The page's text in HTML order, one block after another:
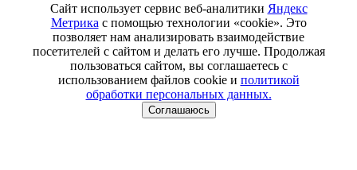
Сайт использует сервис веб-аналитики Яндекс
Метрика с помощью технологии «cookie». Это
позволяет нам анализировать взаимодействие
посетителей с сайтом и делать его лучше. Продолжая
пользоваться сайтом, вы соглашаетесь с
использованием файлов cookie и политикой
обработки персональных данных.
Соглашаюсь